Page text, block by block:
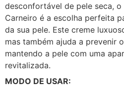
desconfortável de pele seca,
Carneiro é a escolha perfeita
da sua pele. Este creme
mas também ajuda a prevenir
mantendo a pele com uma
revitalizada.
MODO DE USAR: